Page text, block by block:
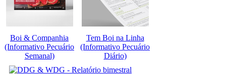
Boi & Companhia
(Informativo Pecuário
Semanal)
Tem Boi na Linha
(Informativo Pecuário
Diário)